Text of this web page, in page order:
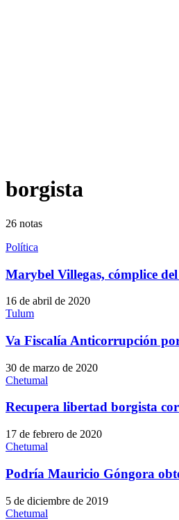
borgista
26 notas
Política
Marybel Villegas, cómplice
16 de abril de 2020
Tulum
Va Fiscalía Anticorrupción
30 de marzo de 2020
Chetumal
Recupera libertad borgista
17 de febrero de 2020
Chetumal
Podría Mauricio Góngora
5 de diciembre de 2019
Chetumal